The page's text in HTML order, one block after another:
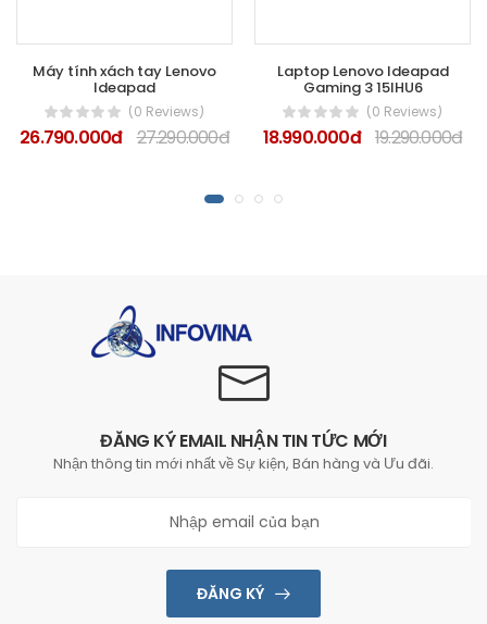
Máy tính xách tay Lenovo
Ideapad
(0 Reviews)
26.790.000đ 27.290.000đ
Laptop Lenovo Ideapad
Gaming 3 15IHU6
(0 Reviews)
18.990.000đ 19.290.000đ
ĐĂNG KÝ EMAIL NHẬN TIN TỨC MỚI
Nhận thông tin mới nhất về Sự kiện, Bán hàng và Ưu đãi.
ĐĂNG KÝ